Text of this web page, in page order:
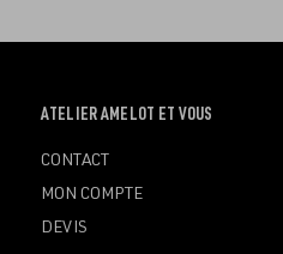
OUVRIR
MENU
ATELIER AMELOT ET VOUS
CONTACT
MON COMPTE
DEVIS